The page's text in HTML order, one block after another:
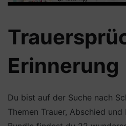
Erinnerung
Du bist auf der Suche nach
Themen Trauer, Abschied und